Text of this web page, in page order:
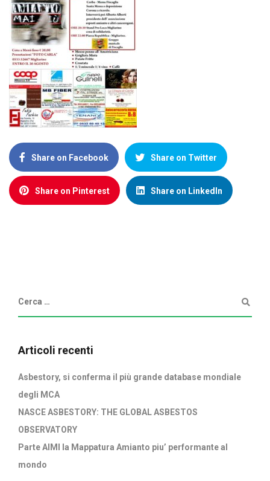
Share on Facebook Share on Twitter
Share on Pinterest Share on LinkedIn
Articoli recenti
Asbestory, si conferma il più grande database mondiale
degli MCA
NASCE ASBESTORY: THE GLOBAL ASBESTOS
OBSERVATORY
Parte AIMI la Mappatura Amianto piu’ performante al
mondo